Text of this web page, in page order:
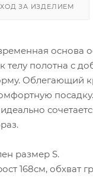
ЗА ИЗДЕЛИЕМ
основа
телу полотна с
Облегающий
размер S.
168см, обхват